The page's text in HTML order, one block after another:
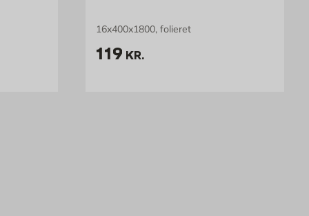
/stk
16x400x1800, folieret
Pris 119 kr. /stk
119 KR.